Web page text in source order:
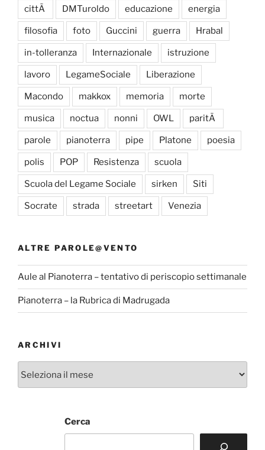
cittÃ DMTuroldo educazione energia
filosofia foto Guccini guerra Hrabal
in-tolleranza Internazionale istruzione
lavoro LegameSociale Liberazione
Macondo makkox memoria morte
musica noctua nonni OWL paritÃ
parole pianoterra pipe Platone poesia
polis POP Resistenza scuola
Scuola del Legame Sociale sirken Siti
Socrate strada streetart Venezia
ALTRE PAROLE@VENTO
Aule al Pianoterra – tentativo di periscopio settimanale
Pianoterra – la Rubrica di Madrugada
ARCHIVI
Cerca